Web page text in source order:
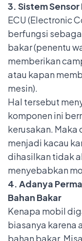
3. Sistem
ECU (Electronic
berfungsi
bakar (penentu
memberikan
atau kapan
mesin).
Hal tersebut
komponen ini
kerusakan.
menjadi kacau
dihasilkan tidak
menyebabkan
4. Adanya
Bahan Bakar
Kenapa mobil
biasanya karena
bahan bakar.